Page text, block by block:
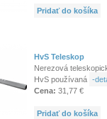
Pridať do košíka
HvS Teleskop
Nerezová
HvS používaná -
Cena: 31,77 €
Pridať do košíka